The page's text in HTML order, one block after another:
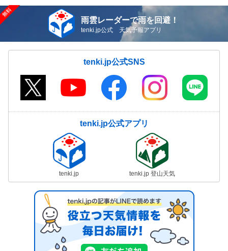
雨雲レーダーで雨を回避！
tenki.jp公式 天気予報アプリ
tenki.jp公式SNS
tenki.jp公式アプリ
tenki.jp tenki.jp 登山天気